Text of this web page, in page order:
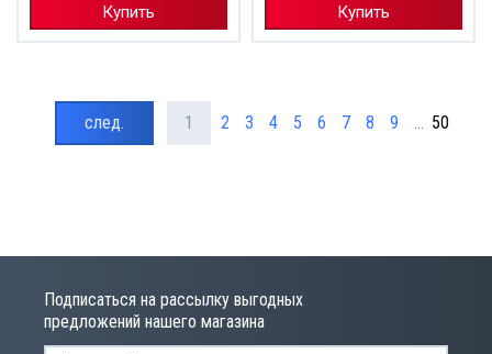
Купить Купить
1 2 3 4 5 6 7 8 9 ... 50
след.
Подписаться на рассылку выгодных
предложений нашего магазина